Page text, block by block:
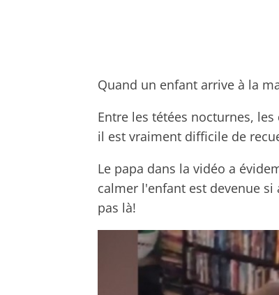
Quand un enfant arrive à la
Entre les tétées nocturnes,
il est vraiment difficile de
Le papa dans la vidéo a
calmer l'enfant est devenue
pas là!